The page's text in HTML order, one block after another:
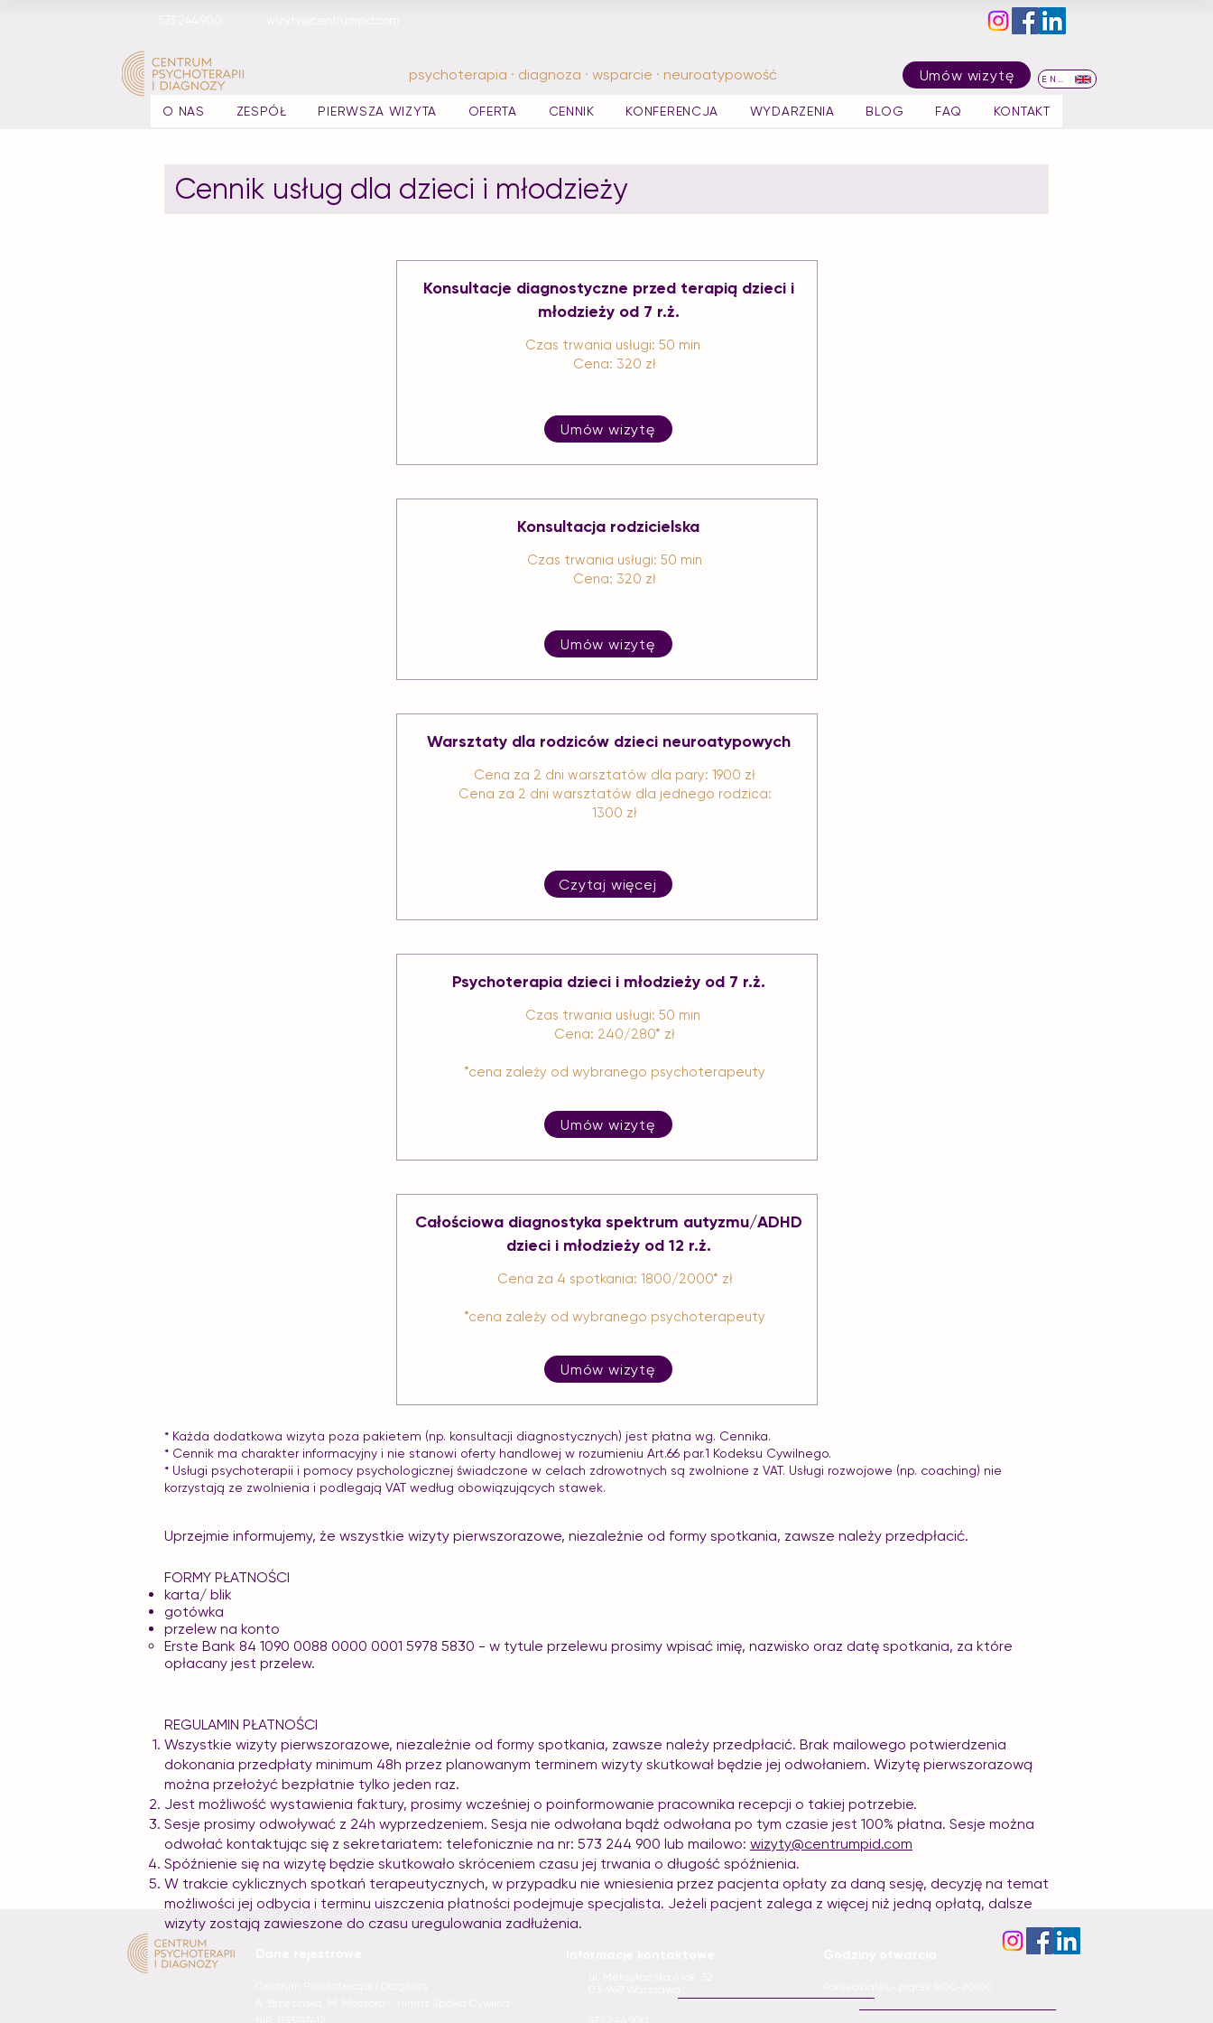
psychoterapia · diagnoza · wsparcie · neuroatypowość Umów wizytę
O NAS ZESPÓŁ PIERWSZA WIZYTA OFERTA CENNIK KONFERENCJA WYDARZENIA BLOG FAQ KONTAKT
Cennik usług dla dzieci i młodzieży
Konsultacje diagnostyczne przed terapią dzieci i
młodzieży od 7 r.ż.
Czas trwania usługi: 50 min
Cena: 320 zł
Umów wizytę
Konsultacja rodzicielska
Czas trwania usługi: 50 min
Cena: 320 zł
Umów wizytę
Warsztaty dla rodziców dzieci neuroatypowych
Cena za 2 dni warsztatów dla pary: 1900 zł
Cena za 2 dni warsztatów dla jednego rodzica:
1300 zł​
Czytaj więcej
Psychoterapia dzieci i młodzieży od 7 r.ż.
Czas trwania usługi: 50 min
Cena: 240/280* zł
*cena zależy od wybranego psychoterapeuty
Umów wizytę
Całościowa diagnostyka spektrum autyzmu/ADHD
dzieci i młodzieży od 12 r.ż.
Cena za 4 spotkania: 1800/2000* zł
*cena zależy od wybranego psychoterapeuty
Umów wizytę
* Każda dodatkowa wizyta poza pakietem (np. konsultacji diagnostycznych) jest płatna wg. Cennika.
* Cennik ma charakter informacyjny i nie stanowi oferty handlowej w rozumieniu Art.66 par.1 Kodeksu Cywilnego.
* Usługi psychoterapii i pomocy psychologicznej świadczone w celach zdrowotnych są zwolnione z VAT. Usługi rozwojowe (np. coaching) nie
korzystają ze zwolnienia i podlegają VAT według obowiązujących stawek.
Uprzejmie informujemy, że wszystkie wizyty pierwszorazowe, niezależnie od formy spotkania, zawsze należy przedpłacić.
FORMY PŁATNOŚCI​
karta/ blik
gotówka
przelew na konto
Erste Bank 84 1090 0088 0000 0001 5978 5830 - w tytule przelewu prosimy wpisać imię, nazwisko oraz datę spotkania, za które
opłacany jest przelew.
REGULAMIN PŁATNOŚCI​
Wszystkie wizyty pierwszorazowe, niezależnie od formy spotkania, zawsze należy przedpłacić. Brak mailowego potwierdzenia
dokonania przedpłaty minimum 48h przez planowanym terminem wizyty skutkował będzie jej odwołaniem. Wizytę pierwszorazową
można przełożyć bezpłatnie tylko jeden raz.
Jest możliwość wystawienia faktury, prosimy wcześniej o poinformowanie pracownika recepcji o takiej potrzebie.
Sesje prosimy odwoływać z 24h wyprzedzeniem. Sesja nie odwołana bądź odwołana po tym czasie jest 100% płatna. Sesje można
odwołać kontaktując się z sekretariatem: telefonicznie na nr: 573 244 900 lub mailowo: wizyty@centrumpid.com
Spóźnienie się na wizytę będzie skutkowało skróceniem czasu jej trwania o długość spóźnienia.
​W trakcie cyklicznych spotkań terapeutycznych, w przypadku nie wniesienia przez pacjenta opłaty za daną sesję, decyzję na temat
możliwości jej odbycia i terminu uiszczenia płatności podejmuje specjalista. Jeżeli pacjent zalega z więcej niż jedną opłatą, dalsze
wizyty zostają zawieszone do czasu uregulowania zadłużenia.